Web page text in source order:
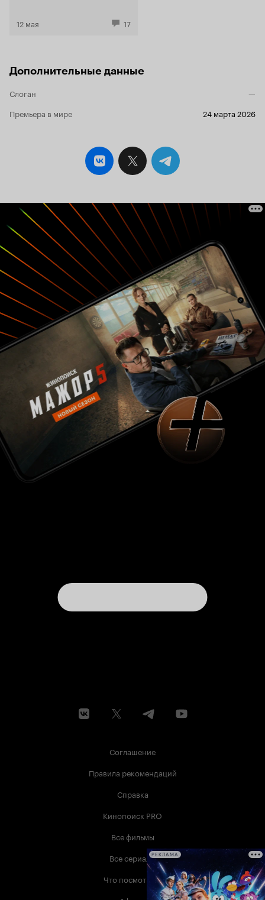
12 мая 17
Дополнительные данные
Слоган
—
Премьера в мире
24 марта 2026
Соглашение
Правила рекомендаций
Справка
Кинопоиск PRO
Все фильмы
Все сериалы
Что посмотреть
РЕКЛАМА